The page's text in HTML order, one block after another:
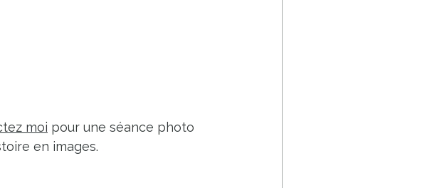
moi pour une séance photo
en images.